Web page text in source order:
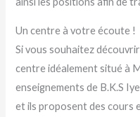
Un centre à votre écoute !
Si vous souhaitez
centre idéalement situé à
enseignements de B.K.S
et ils proposent des cours